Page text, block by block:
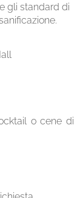
gli standard di
o cene di